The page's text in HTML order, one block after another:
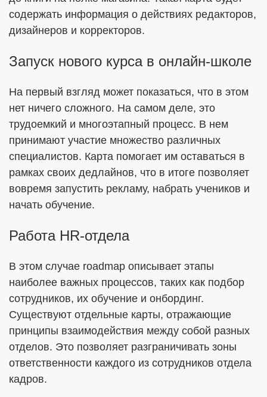
содержать информация о действиях редакторов,
дизайнеров и корректоров.
Запуск нового курса в онлайн-школе
На первый взгляд может показаться, что в этом
нет ничего сложного. На самом деле, это
трудоемкий и многоэтапный процесс. В нем
принимают участие множество различных
специалистов. Карта помогает им оставаться в
рамках своих дедлайнов, что в итоге позволяет
вовремя запустить рекламу, набрать учеников и
начать обучение.
Работа HR-отдела
В этом случае roadmap описывает этапы
наиболее важных процессов, таких как подбор
сотрудников, их обучение и онбординг.
Существуют отдельные карты, отражающие
принципы взаимодействия между собой разных
отделов. Это позволяет разграничивать зоны
ответственности каждого из сотрудников отдела
кадров.